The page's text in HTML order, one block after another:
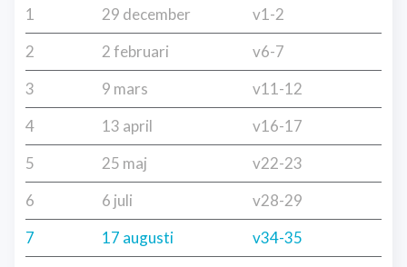
1
29 december
v1-2
2
2 februari
v6-7
3
9 mars
v11-12
4
13 april
v16-17
5
25 maj
v22-23
6
6 juli
v28-29
7
17 augusti
v34-35